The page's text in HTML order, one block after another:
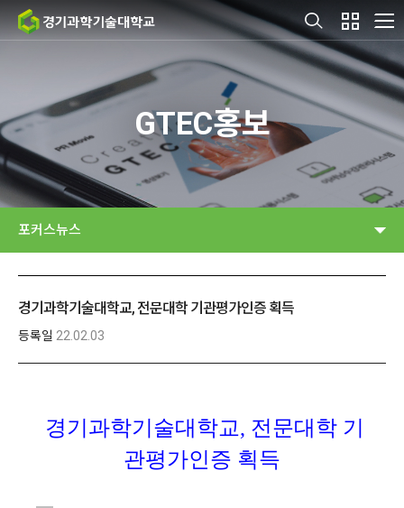
GTEC홍보
포커스뉴스
경기과학기술대학교, 전문대학 기관평가인증 획득
등록일 22.02.03
경기과학기술대학교, 전문대학 기
관평가인증 획득